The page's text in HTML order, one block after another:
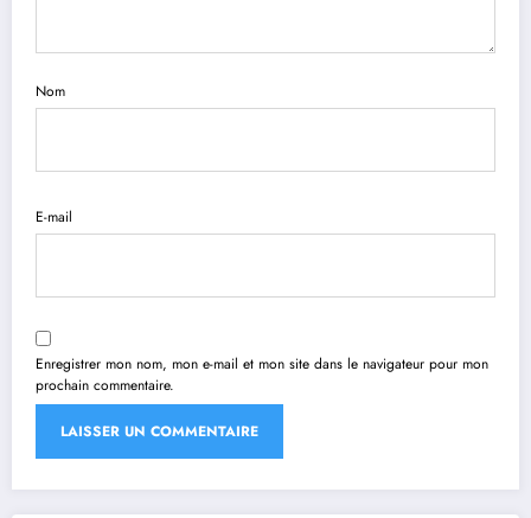
Nom
E-mail
Enregistrer mon nom, mon e-mail et mon site dans le navigateur pour mon
prochain commentaire.